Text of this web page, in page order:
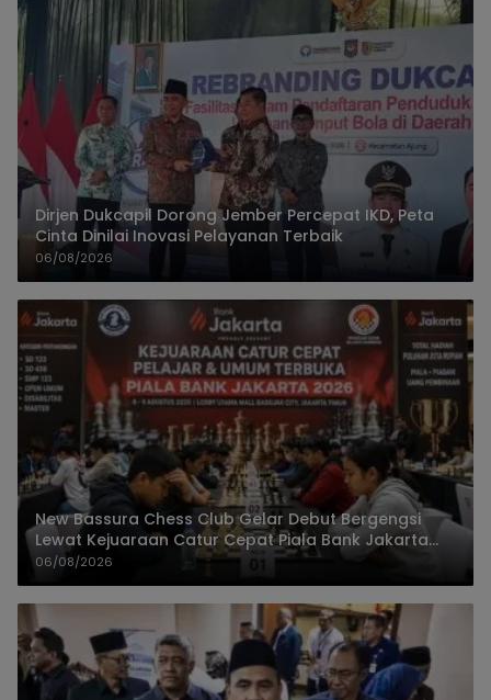
Dirjen Dukcapil Dorong Jember Percepat IKD, Peta
Cinta Dinilai Inovasi Pelayanan Terbaik
06/08/2026
New Bassura Chess Club Gelar Debut Bergengsi
Lewat Kejuaraan Catur Cepat Piala Bank Jakarta
2026
06/08/2026